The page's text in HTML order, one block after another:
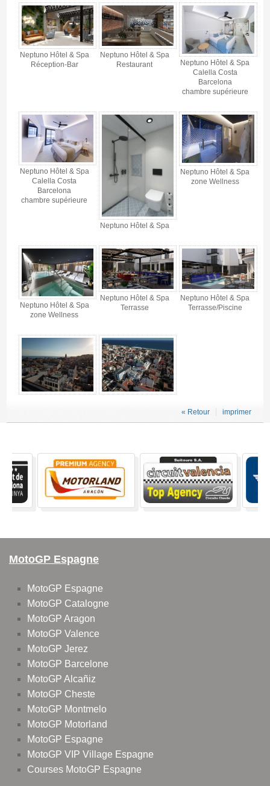
Neptuno Hôtel & Spa
Réception-Bar
Neptuno Hôtel & Spa
Restaurant
Neptuno Hôtel & Spa
Calella Costa
Barcelona
chambre supérieure
Neptuno Hôtel & Spa
Calella Costa
Barcelona
chambre supérieure
Neptuno Hôtel & Spa
Neptuno Hôtel & Spa
zone Wellness
Neptuno Hôtel & Spa
zone Wellness
Neptuno Hôtel & Spa
Terrasse
Neptuno Hôtel & Spa
Terrasse/Piscine
imprimer
« Retour
MotoGP Espagne
MotoGP Espagne
MotoGP Catalogne
MotoGP Aragon
MotoGP Valence
MotoGP Jerez
MotoGP Barcelone
MotoGP Alcañiz
MotoGP Cheste
MotoGP Montmelo
MotoGP Motorland
MotoGP Espagne
MotoGP VIP Village Espagne
Courses MotoGP Espagne